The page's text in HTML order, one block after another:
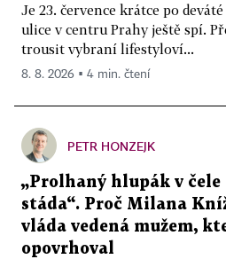
Je 23. července krátce po
ulice v centru Prahy ještě spí.
trousit vybraní lifestyloví...
8. 8. 2026 ▪ 4 min. čtení
PETR HONZEJK
„Prolhaný hlupák v
stáda“. Proč Milana
vláda vedená mužem,
opovrhoval